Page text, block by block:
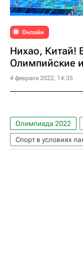
Онлайн
Нихао, Китай!
Олимпийские
4 февраля 2022, 14:35
Олимпиада 2022
Спорт в условиях